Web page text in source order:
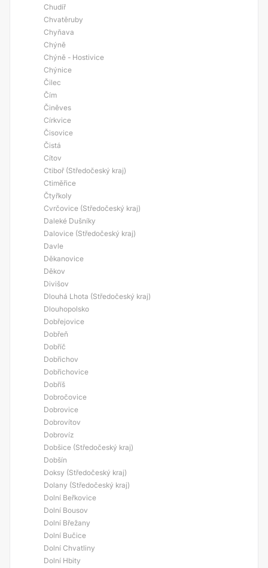
Chudíř
Chvatěruby
Chyňava
Chýně
Chýně - Hostivice
Chýnice
Čilec
Čím
Činěves
Církvice
Čisovice
Čistá
Cítov
Ctiboř (Středočeský kraj)
Ctiměřice
Čtyřkoly
Cvrčovice (Středočeský kraj)
Daleké Dušníky
Dalovice (Středočeský kraj)
Davle
Děkanovice
Děkov
Divišov
Dlouhá Lhota (Středočeský kraj)
Dlouhopolsko
Dobřejovice
Dobřeň
Dobříč
Dobřichov
Dobřichovice
Dobříš
Dobročovice
Dobrovice
Dobrovítov
Dobrovíz
Dobšice (Středočeský kraj)
Dobšín
Doksy (Středočeský kraj)
Dolany (Středočeský kraj)
Dolní Beřkovice
Dolní Bousov
Dolní Břežany
Dolní Bučice
Dolní Chvatliny
Dolní Hbity